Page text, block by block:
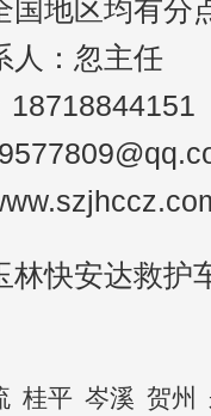
国地区均有分
人：忽主任
18718844151
林快安达救护
桂平 岑溪 贺州